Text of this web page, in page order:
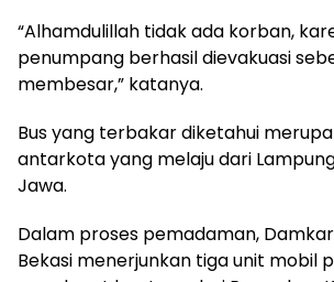
“Alhamdulillah tidak ada korban,
penumpang berhasil dievakuasi
membesar,” katanya.
Bus yang terbakar diketahui
antarkota yang melaju dari
Jawa.
Dalam proses pemadaman,
Bekasi menerjunkan tiga unit mobil